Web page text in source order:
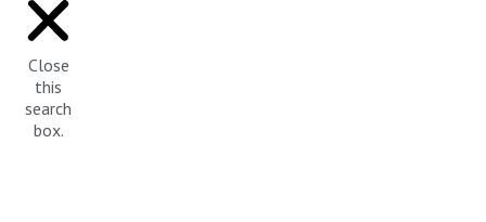
Close
this
search
box.